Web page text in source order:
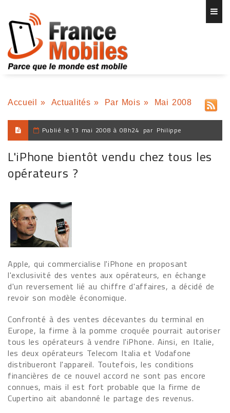
Accueil » Actualités » Par Mois » Mai 2008
Publié le 13 mai 2008 à 08h24 par Philippe
L'iPhone bientôt vendu chez tous les
opérateurs ?
Apple, qui commercialise l'iPhone en proposant
l'exclusivité des ventes aux opérateurs, en échange
d'un reversement lié au chiffre d'affaires, a décidé de
revoir son modèle économique.
Confronté à des ventes décevantes du terminal en
Europe, la firme à la pomme croquée pourrait autoriser
tous les opérateurs à vendre l'iPhone. Ainsi, en Italie,
les deux opérateurs Telecom Italia et Vodafone
distribueront l'appareil. Toutefois, les conditions
financières de ce nouvel accord ne sont pas encore
connues, mais il est fort probable que la firme de
Cupertino ait abandonné le partage des revenus.